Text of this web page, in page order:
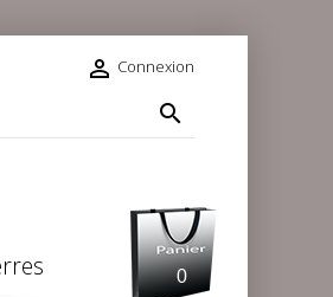
 Connexion

0